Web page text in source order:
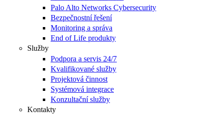
Palo Alto Networks Cybersecurity
Bezpečnostní řešení
Monitoring a správa
End of Life produkty
Služby
Podpora a servis 24/7
Kvalifikované služby
Projektová činnost
Systémová integrace
Konzultační služby
Kontakty